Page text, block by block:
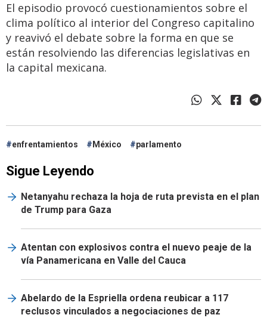
El episodio provocó cuestionamientos sobre el
clima político al interior del Congreso capitalino
y reavivó el debate sobre la forma en que se
están resolviendo las diferencias legislativas en
la capital mexicana.
enfrentamientos México parlamento
Sigue Leyendo
Netanyahu rechaza la hoja de ruta prevista en el plan
de Trump para Gaza
Atentan con explosivos contra el nuevo peaje de la
vía Panamericana en Valle del Cauca
Abelardo de la Espriella ordena reubicar a 117
reclusos vinculados a negociaciones de paz